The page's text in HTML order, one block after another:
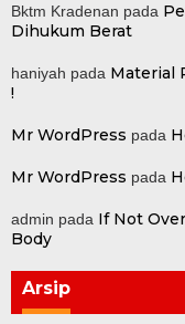
Bktm Kradenan pada
Dihukum Berat
haniyah pada Material
!
Mr WordPress pada
Mr WordPress pada
admin pada If Not
Body
Arsip